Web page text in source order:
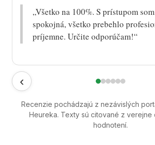
‹
„Všetko na 100%. S prístupom
spokojná, všetko prebehlo
príjemne. Určite odporúčam!“
Recenzie pochádzajú z nezávislých
Heureka. Texty sú citované z verejne
hodnotení.